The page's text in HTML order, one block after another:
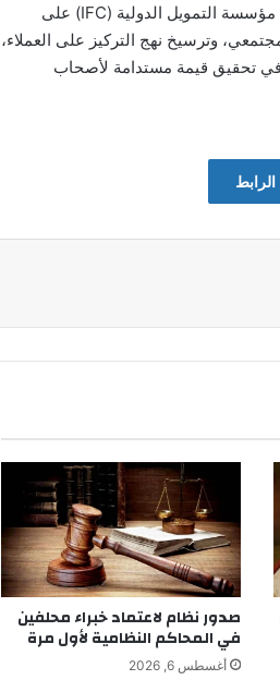
الأردن، والحصول على جائزة أفضل مموّل للمشاريع الصغرى والمتوسطة من مؤسسة التمويل الدولية (IFC) على
وترسيخ نهج التركيز على العملاء،
في تحقيق قيمة مستدامة لأصحاب
صدور نظام لاعتماد خبراء محلفين
في المحاكم النظامية لأول مرة
أغسطس 6, 2026